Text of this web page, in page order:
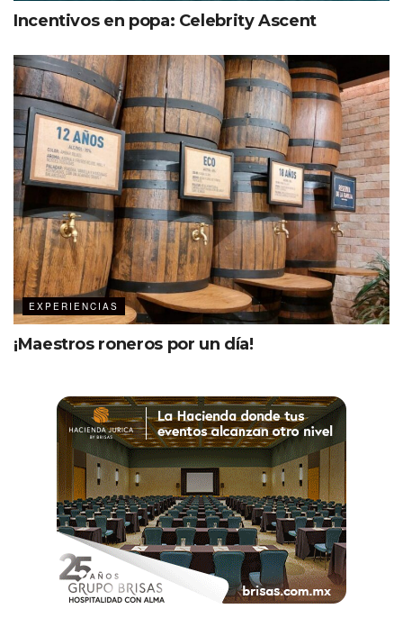
Incentivos en popa: Celebrity Ascent
EXPERIENCIAS
¡Maestros roneros por un día!